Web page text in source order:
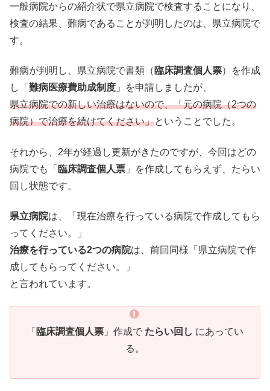
一般病院からの紹介状で県立病院で検査することになり、
検査の結果、難病であることが判明したのは、県立病院で
す。
難病が判明し、県立病院で書類（ 臨床調査個人票）を作成
し「 難病医療費助成制度 」を申請しましたが、
県立病院での新しい治療はないので、「元の病院（2つの
病院）で治療を続けてください」ということでした。
それから、2年が経過し更新がきたのですが、今回はどの
病院でも「 臨床調査個人票 」を作成してもらえず、たらい
回し状態です。
県立病院は、「現在治療を行っている病院で作成してもら
ってください。」
治療を行っている2つの病院は、前回同様「県立病院で作
成してもらってください。」
と言われています。
「 臨床調査個人票 」作成で たらい回し にあってい
る。